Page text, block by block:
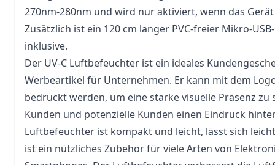
270nm-280nm und wird nur aktiviert, wenn das
Zusätzlich ist ein 120 cm langer PVC-freier Mikro-USB
inklusive.
Der UV-C Luftbefeuchter ist ein ideales
Werbeartikel für Unternehmen. Er kann mit dem
bedruckt werden, um eine starke visuelle Präsenz zu
Kunden und potenzielle Kunden einen Eindruck
Luftbefeuchter ist kompakt und leicht, lässt sich
ist ein nützliches Zubehör für viele Arten von